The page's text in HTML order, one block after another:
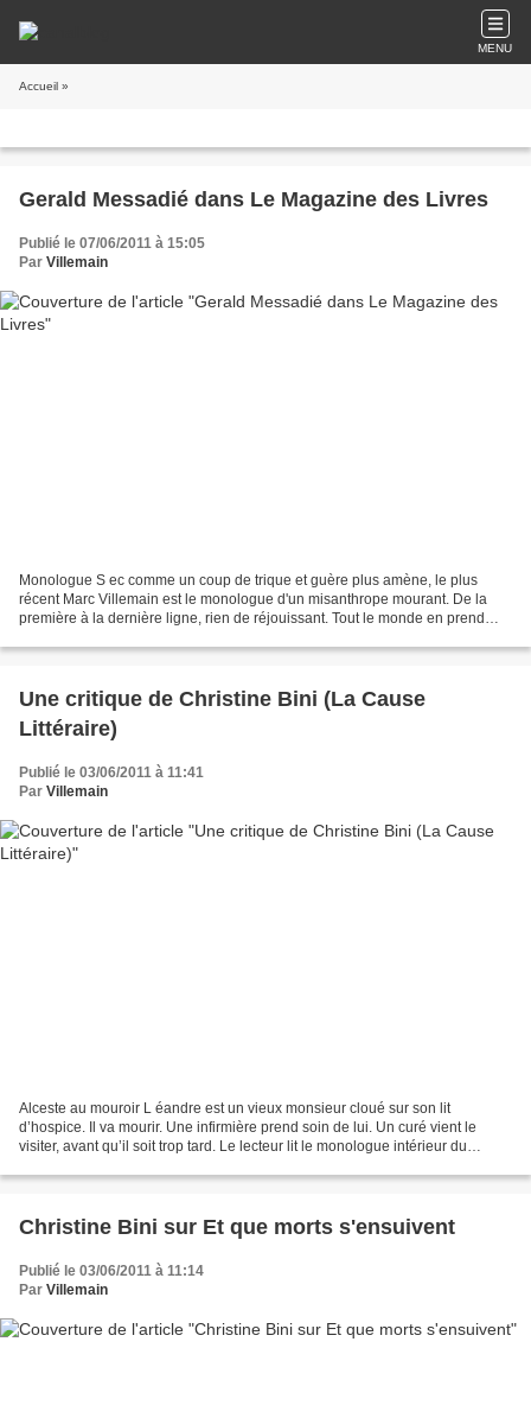
MENU
Accueil »
Gerald Messadié dans Le Magazine des Livres
Publié le 07/06/2011 à 15:05
Par Villemain
Monologue S ec comme un coup de trique et guère plus amène, le plus
récent Marc Villemain est le monologue d'un misanthrope mourant. De la
première à la dernière ligne, rien de réjouissant. Tout le monde en prend
Une critique de Christine Bini (La Cause
Littéraire)
Publié le 03/06/2011 à 11:41
Par Villemain
Alceste au mouroir L éandre est un vieux monsieur cloué sur son lit
d’hospice. Il va mourir. Une infirmière prend soin de lui. Un curé vient le
visiter, avant qu’il soit trop tard. Le lecteur lit le monologue intérieur du
Christine Bini sur Et que morts s'ensuivent
Publié le 03/06/2011 à 11:14
Par Villemain